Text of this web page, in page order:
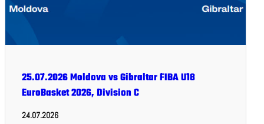
25.07.2026 Moldova vs Gibraltar FIBA U18
EuroBasket 2026, Division C
24.07.2026